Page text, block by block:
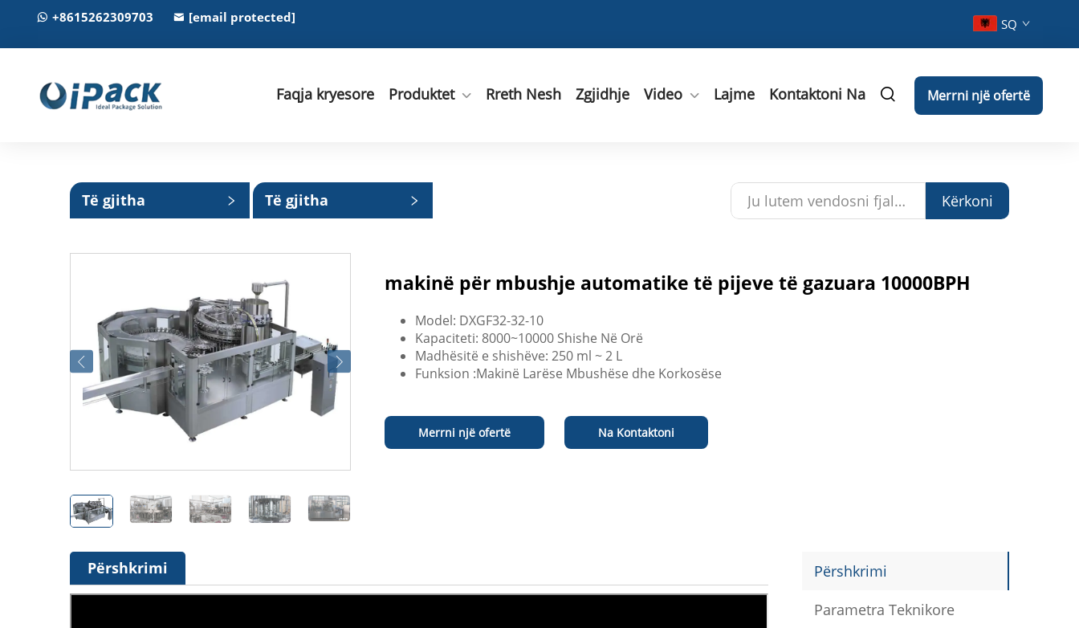
+8615262309703 [email protected] SQ
Faqja kryesore Produktet Rreth Nesh Zgjidhje Video Lajme Kontaktoni Na Merrni një ofertë
Të gjitha
Të gjitha
Kërkoni
makinë për mbushje automatike të pijeve të gazuara 10000BPH
Model: DXGF32-32-10
Kapaciteti: 8000~10000 Shishe Në Orë
Madhësitë e shishëve: 250 ml ~ 2 L
Funksion :Makinë Larëse Mbushëse dhe Korkosëse
Merrni një ofertë Na Kontaktoni
Përshkrimi
Parametra Teknikore
Përshkrimi